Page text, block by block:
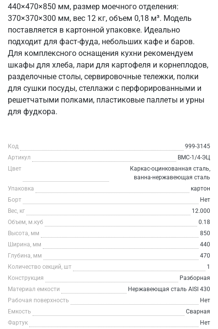
440×470×850 мм, размер моечного отделения:
370×370×300 мм, вес 12 кг, объем 0,18 м³. Модель
поставляется в картонной упаковке. Идеально
подходит для фаст-фуда, небольших кафе и баров.
Для комплексного оснащения кухни рекомендуем
шкафы для хлеба, лари для картофеля и корнеплодов,
разделочные столы, сервировочные тележки, полки
для сушки посуды, стеллажи с перфорированными и
решетчатыми полками, пластиковые паллеты и урны
для фудкора.
Код
999-3145
Артикул
ВМС-1/4-ЭЦ
Цвет
Каркас-оцинкованная сталь,
ванна-нержавеющая сталь
Упаковка
картон
Борт
Нет
Вес, кг
12.000
Объем, м.куб
0.18
Высота, мм
850
Ширина, мм
440
Глубина, мм
470
Количество секций, шт
1
Конструкция
Разборная
Материал емкости
Нержавеющая сталь AISI 430
Рабочая поверхность
Нет
Емкость
Сварная
Фартук
Нет